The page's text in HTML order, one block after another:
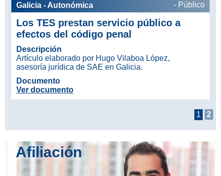
Galicia - Autonómica - Público
Los TES prestan servicio público a
efectos del código penal
Descripción
Artículo elaborado por Hugo Vilaboa López,
asesoría jurídica de SAE en Galicia.
Documento
Ver documento
1 2
Afiliación